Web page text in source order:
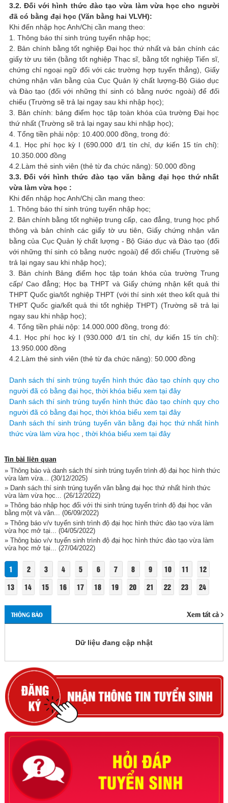
3.2. Đối với hình thức đào tạo vừa làm vừa học cho người
đã có bằng đại học (Văn bằng hai VLVH):
Khi đến nhập học Anh/Chị cần mang theo:
1. Thông báo thí sinh trúng tuyển nhập học;
2. Bản chính bằng tốt nghiệp Đại học thứ nhất và bản chính các
giấy tờ ưu tiên (bằng tốt nghiệp Thạc sĩ, bằng tốt nghiệp Tiến sĩ,
chứng chỉ ngoại ngữ đối với các trường hợp tuyển thẳng), Giấy
chứng nhận văn bằng của Cục Quản lý chất lượng-Bộ Giáo dục
và Đào tạo (đối với những thí sinh có bằng nước ngoài) để đối
chiếu (Trường sẽ trả lại ngay sau khi nhập học);
3. Bản chính: bảng điểm học tập toàn khóa của trường Đại học
thứ nhất (Trường sẽ trả lại ngay sau khi nhập học);
4. Tổng tiền phải nộp: 10.400.000 đồng, trong đó:
4.1. Học phí học kỳ I (690.000 đ/1 tín chỉ, dự kiến 15 tín chỉ):
10.350.000 đồng
4.2.Làm thẻ sinh viên (thẻ từ đa chức năng): 50.000 đồng
3.3. Đối với hình thức đào tạo văn bằng đại học thứ nhất
vừa làm vừa học :
Khi đến nhập học Anh/Chị cần mang theo:
1. Thông báo thí sinh trúng tuyển nhập học;
2. Bản chính bằng tốt nghiệp trung cấp, cao đẳng, trung học phổ
thông và bản chính các giấy tờ ưu tiên, Giấy chứng nhận văn
bằng của Cục Quản lý chất lượng - Bộ Giáo dục và Đào tạo (đối
với những thí sinh có bằng nước ngoài) để đối chiếu (Trường sẽ
trả lại ngay sau khi nhập học);
3. Bản chính Bảng điểm học tập toán khóa của trường Trung
cấp/ Cao đẳng; Học bạ THPT và Giấy chứng nhận kết quả thi
THPT Quốc gia/tốt nghiệp THPT (với thí sinh xét theo kết quả thi
THPT Quốc gia/kết quả thi tốt nghiệp THPT) (Trường sẽ trả lại
ngay sau khi nhập học);
4. Tổng tiền phải nộp: 14.000.000 đồng, trong đó:
4.1. Học phí học kỳ I (930.000 đ/1 tín chỉ, dự kiến 15 tín chỉ):
13.950.000 đồng
4.2.Làm thẻ sinh viên (thẻ từ đa chức năng): 50.000 đồng
Danh sách thí sinh trúng tuyển hình thức đào tạo chính quy cho
người đã có bằng đại học, thời khóa biểu xem tại đây
Danh sách thí sinh trúng tuyển hình thức đào tạo chính quy cho
người đã có bằng đại học, thời khóa biểu xem tại đây
Danh sách thí sinh trúng tuyển văn bằng đại học thứ nhất hình
thức vừa làm vừa học
thời khóa biểu xem tại đây
Tin bài liên quan
» Thông báo và danh sách thí sinh trúng tuyển trình độ đại học hình thức
vừa làm vừa...
(30/12/2025)
» Danh sách thí sinh trúng tuyển văn bằng đại học thứ nhất hình thức
vừa làm vừa học... (26/12/2022)
» Thông báo nhập học đối với thi sinh trúng tuyển trình độ đại học văn
bằng một và văn... (06/09/2022)
» Thông báo v/v tuyển sinh trình độ đại học hình thức đào tạo vừa làm
vừa học mở tại...
(04/05/2022)
» Thông báo v/v tuyển sinh trình độ đại học hình thức đào tạo vừa làm
vừa học mở tại... (27/04/2022)
1 2 3 4 5 6 7 8 9 10 11
12
13
14 15 16 17 18 19 20 21 22 23 24
THÔNG BÁO Xem tất cả
Dữ liệu đang cập nhật